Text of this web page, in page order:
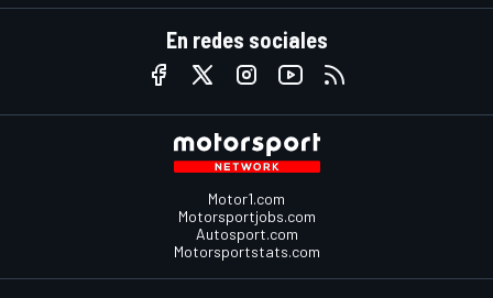
En redes sociales
Motor1.com
Motorsportjobs.com
Autosport.com
Motorsportstats.com